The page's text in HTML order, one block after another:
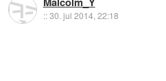
::30. jul 2014, 22:18